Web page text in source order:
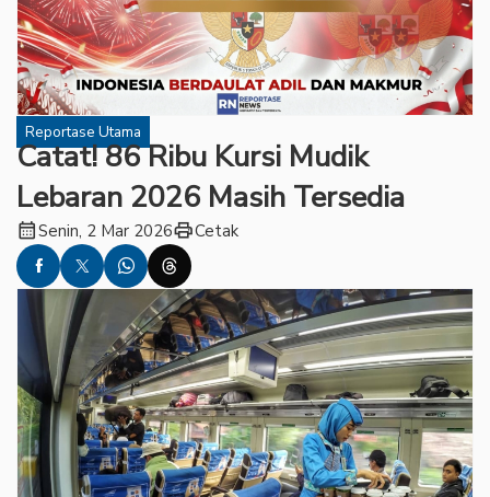
Reportase Utama
Catat! 86 Ribu Kursi Mudik
Lebaran 2026 Masih Tersedia
calendar_monthSenin, 2 Mar 2026printCetak